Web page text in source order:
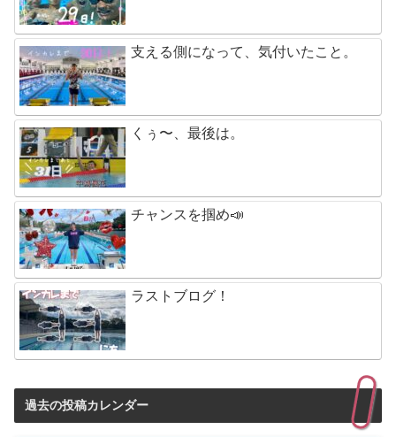
支える側になって、気付いたこと。
くぅ〜、最後は。
チャンスを掴め📣
ラストブログ！
過去の投稿カレンダー